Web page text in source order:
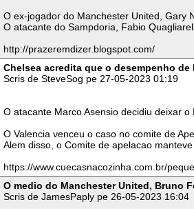
O ex-jogador do Manchester United, Gary
O atacante do Sampdoria, Fabio
http://prazeremdizer.blogspot.com/
Chelsea acredita que o desempenho de
Scris de SteveSog pe 27-05-2023 01:19
O atacante Marco Asensio decidiu deixar
O Valencia venceu o caso no comite de
Alem disso, o Comite de apelacao
https://www.cuecasnacozinha.com.br/
O medio do Manchester United, Bruno
Scris de JamesPaply pe 26-05-2023 16:04